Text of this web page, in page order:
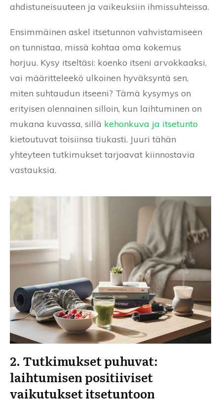
ahdistuneisuuteen ja vaikeuksiin ihmissuhteissa.
Ensimmäinen askel itsetunnon vahvistamiseen
on tunnistaa, missä kohtaa oma kokemus
horjuu. Kysy itseltäsi: koenko itseni arvokkaaksi,
vai määritteleekö ulkoinen hyväksyntä sen,
miten suhtaudun itseeni? Tämä kysymys on
erityisen olennainen silloin, kun laihtuminen on
mukana kuvassa, sillä kehonkuva ja itsetunto
kietoutuvat toisiinsa tiukasti. Juuri tähän
yhteyteen tutkimukset tarjoavat kiinnostavia
vastauksia.
2. Tutkimukset puhuvat:
laihtumisen positiiviset
vaikutukset itsetuntoon